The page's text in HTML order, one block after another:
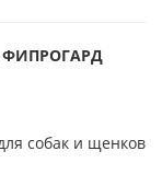
ФИПРОГАРД
собак и щенков